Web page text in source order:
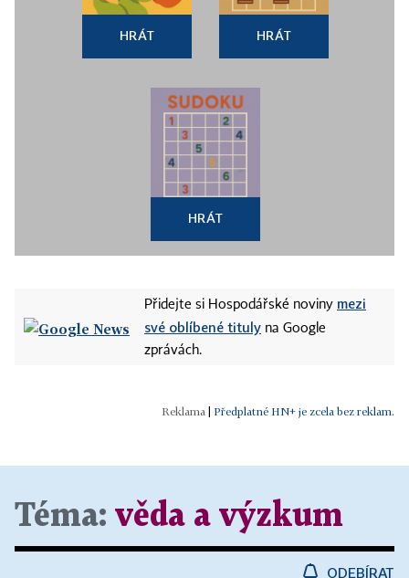
HRÁT HRÁT
HRÁT
Přidejte si Hospodářské noviny mezi
své oblíbené tituly na Google
zprávách.
Předplatné HN+ je zcela bez reklam.
Téma: věda a výzkum
ODEBÍRAT